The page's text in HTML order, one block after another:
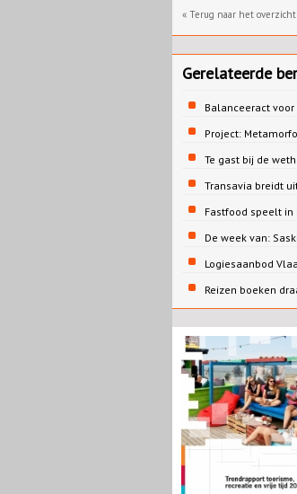
« Terug naar het overzicht
Gerelateerde
Balanceeract
Project:
Te gast bij de
Transavia breidt
Fastfood speelt
De week van:
Logiesaanbod
Reizen boeken